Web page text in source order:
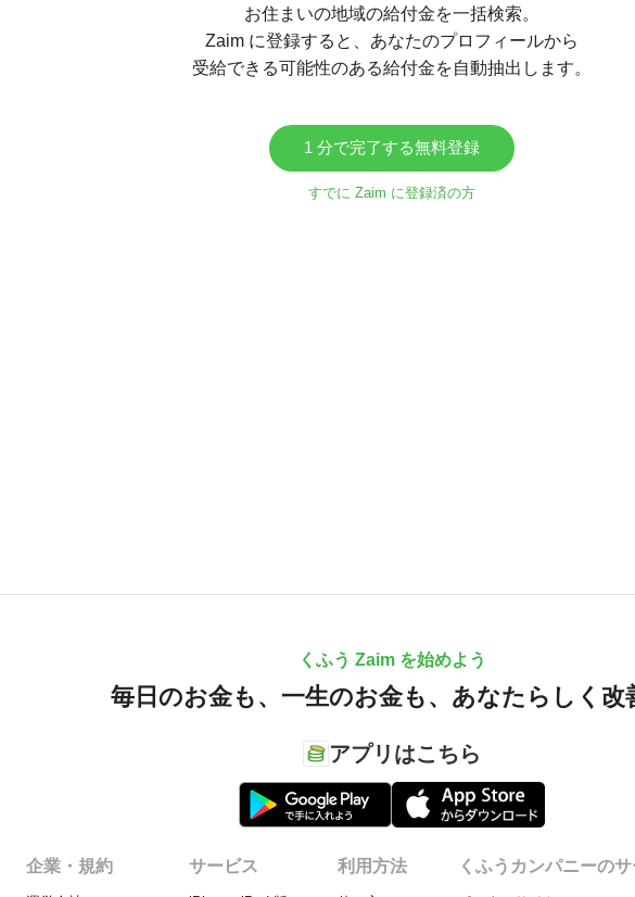
お住まいの地域の給付金を一括検索。
Zaim に登録すると、あなたのプロフィールから
受給できる可能性のある給付金を自動抽出します。
1 分で完了する無料登録
すでに Zaim に登録済の方
くふう Zaim を始めよう
毎日のお金も、 一生のお金も、 あなたらしく改
アプリはこちら
企業・規約 サービス 利用方法 くふうカンパニーのサ